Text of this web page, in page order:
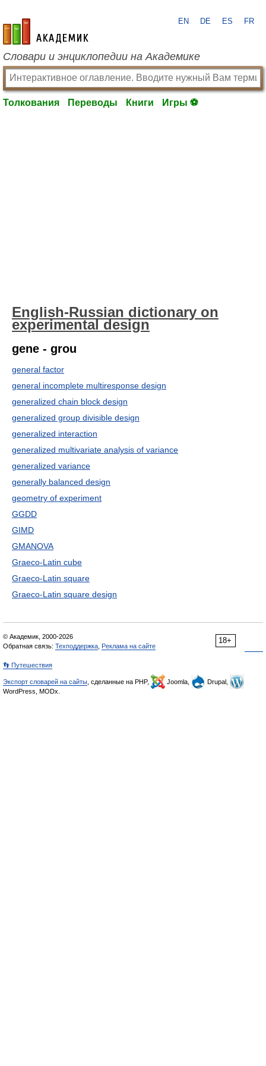
academic.ru
EN DE ES FR
Словари и энциклопедии на Академике
Толкования Переводы Книги Игры ⚽
English-Russian dictionary on
experimental design
gene - grou
general factor
general incomplete multiresponse design
generalized chain block design
generalized group divisible design
generalized interaction
generalized multivariate analysis of variance
generalized variance
generally balanced design
geometry of experiment
GGDD
GIMD
GMANOVA
Graeco-Latin cube
Graeco-Latin square
Graeco-Latin square design
18+
© Академик, 2000-2026
Обратная связь: Техподдержка Реклама на сайте
👣 Путешествия
Экспорт словарей на сайты , сделанные на PHP, Joomla,
Drupal,
WordPress, MODx.